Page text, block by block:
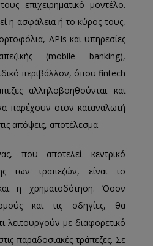
επιχειρηματικό μοντέλο.
η ασφάλεια ή το κύρος τους,
APIs και υπηρεσίες
(mobile banking),
περιβάλλον, όπου fintech
αλληλοβοηθούνται και
παρέχουν στον καταναλωτή
απόψεις, αποτέλεσμα.
που αποτελεί κεντρικό
των τραπεζών, είναι το
η χρηματοδότηση. Όσον
και τις οδηγίες, θα
λειτουργούν με διαφορετικό
παραδοσιακές τράπεζες. Σε